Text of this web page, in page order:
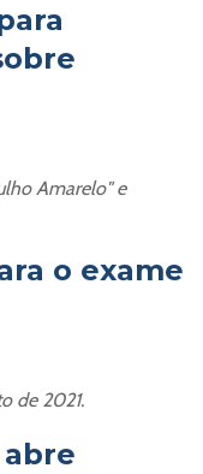
Amarelo" e
o exame
de 2021.